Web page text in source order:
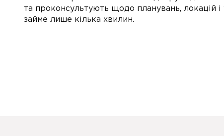
та проконсультують щодо планувань, локацій
займе лише кілька хвилин.